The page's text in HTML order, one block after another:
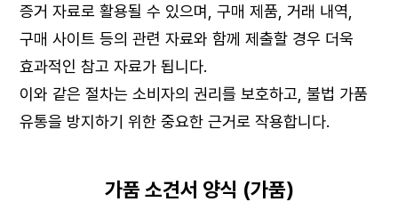
증거 자료로 활용될 수 있으며, 구매 제품, 거래 내역,
구매 사이트 등의 관련 자료와 함께 제출할 경우 더욱
효과적인 참고 자료가 됩니다.
이와 같은 절차는 소비자의 권리를 보호하고, 불법 가품
유통을 방지하기 위한 중요한 근거로 작용합니다.
가품 소견서 양식 (가품)